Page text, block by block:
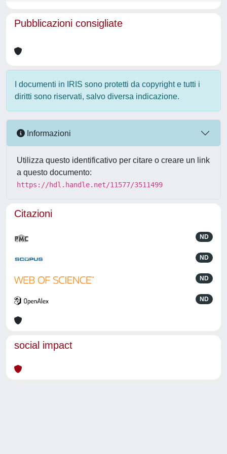
Pubblicazioni consigliate
I documenti in IRIS sono protetti da copyright e tutti i
diritti sono riservati, salvo diversa indicazione.
Informazioni
Utilizza questo identificativo per citare o creare un link
a questo documento:
https://hdl.handle.net/11577/3511499
Citazioni
ND
ND
ND
ND
social impact